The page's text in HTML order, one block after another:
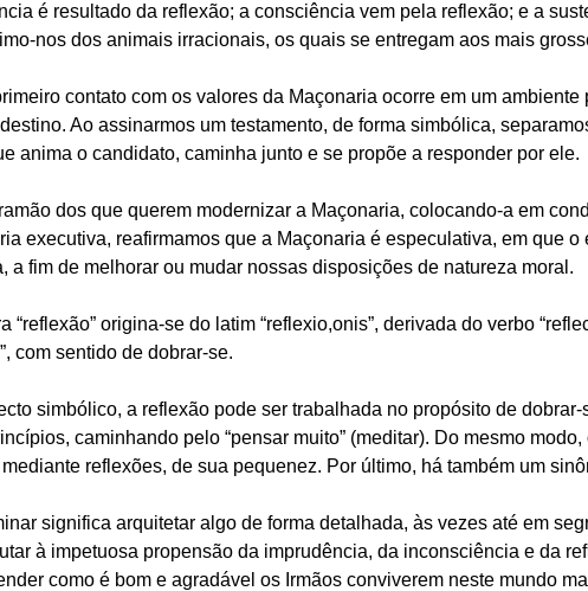
é resultado da reflexão; a consciência vem pela reflexão; e a
nos dos animais irracionais, os quais se entregam aos mais
contato com os valores da Maçonaria ocorre em um
Ao assinarmos um testamento, de forma simbólica,
anima o candidato, caminha junto e se propõe a responder por ele.
dos que querem modernizar a Maçonaria, colocando-a em
executiva, reafirmamos que a Maçonaria é especulativa, em que
a fim de melhorar ou mudar nossas disposições de natureza moral.
“reflexão” origina-se do latim “reflexio,onis”, derivada do verbo
com sentido de dobrar-se.
simbólico, a reflexão pode ser trabalhada no propósito de
caminhando pelo “pensar muito” (meditar). Do mesmo
reflexões, de sua pequenez. Por último, há também um
significa arquitetar algo de forma detalhada, às vezes até em
à impetuosa propensão da imprudência, da inconsciência e da
como é bom e agradável os Irmãos conviverem neste mundo